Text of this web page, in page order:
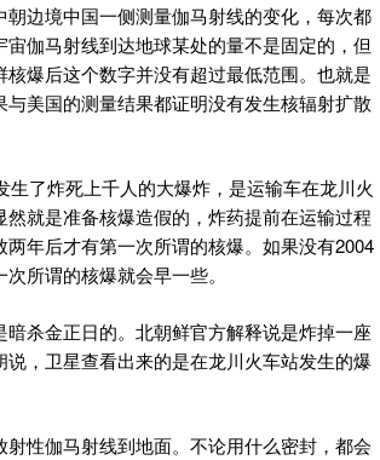
朝边境中国一侧测量伽马射线的变化，每次都
伽马射线到达地球某处的量不是固定的，但
核爆后这个数字并没有超过最低范围。也就是
与美国的测量结果都证明没有发生核辐射扩散
生了炸死上千人的大爆炸，是运输车在龙川火
然就是准备核爆造假的，炸药提前在运输过程
两年后才有第一次所谓的核爆。如果没有2004
所谓的核爆就会早一些。
暗杀金正日的。北朝鲜官方解释说是炸掉一座
说，卫星查看出来的是在龙川火车站发生的爆
射性伽马射线到地面。不论用什么密封，都会